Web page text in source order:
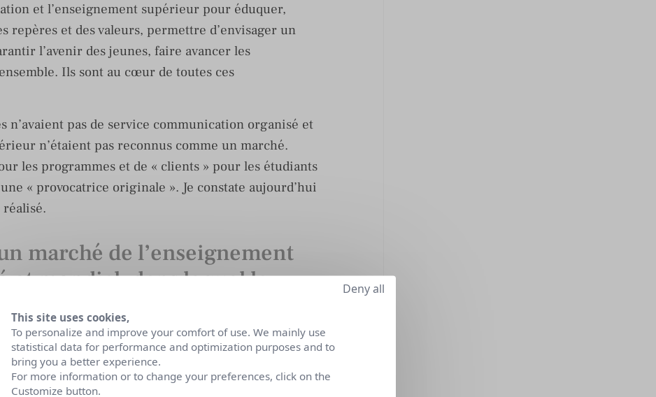
et l’enseignement supérieur pour éduquer,
repères et des valeurs, permettre d’envisager un
l’avenir des jeunes, faire avancer les
Ils sont au cœur de toutes ces
n’avaient pas de service communication organisé et
n’étaient pas reconnus comme un marché.
les programmes et de « clients » pour les étudiants
« provocatrice originale ». Je constate aujourd’hui
réalisé.
marché de l’enseignement
et mondial, dans lequel la
un rôle majeur mais est
sur bien des sujets très tôt. Je m’emploie à le
This site uses cookies,
To personalize and improve your comfort of use. We mainly use
statistical data for performance and optimization purposes and to
bring you a better experience.
For more information or to change your preferences, click on the
Customize button.
Deny all